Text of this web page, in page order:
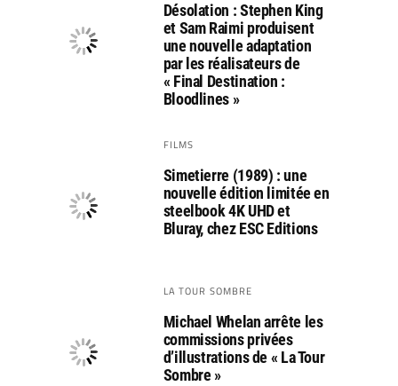
Désolation : Stephen King
et Sam Raimi produisent
une nouvelle adaptation
par les réalisateurs de
« Final Destination :
Bloodlines »
FILMS
Simetierre (1989) : une
nouvelle édition limitée en
steelbook 4K UHD et
Bluray, chez ESC Editions
LA TOUR SOMBRE
Michael Whelan arrête les
commissions privées
d’illustrations de « La Tour
Sombre »